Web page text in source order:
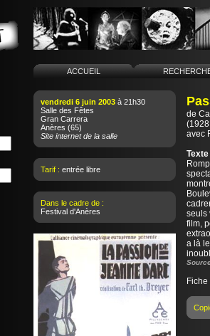
ACCUEIL
vendredi 6 juin 2003 à 21h30
Salle des Fêtes
Gran Carrera
Anères (65)
Site internet de la salle
Tarif : entrée libre
Dans le cadre de :
Festival d'Anères
de
avec
seuls
film,
a là